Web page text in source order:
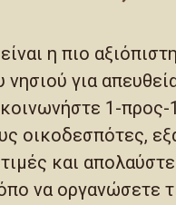
η πιο αξιόπιστη
για
1-προς-
οικοδεσπότες,
και
να οργανώσετε